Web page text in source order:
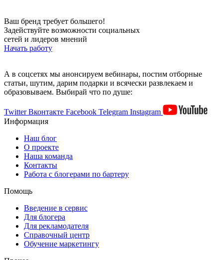
Ваш бренд требует большего!
Задействуйте возможности социальных
сетей и лидеров мнений
Начать работу
А в соцсетях мы анонсируем вебинары, постим отборные
статьи, шутим, дарим подарки и всячески развлекаем и
образовываем. Выбирай что по душе:
TwitterВконтакте Facebook Telegram Instagram
Информация
Наш блог
О проекте
Наша команда
Контакты
Работа с блогерами по бартеру
Помощь
Введение в сервис
Для блогера
Для рекламодателя
Справочный центр
Обучение маркетингу